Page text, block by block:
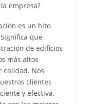
empresa?
es un hito
que
de edificios
más altos
calidad. Nos
clientes
y efectiva,